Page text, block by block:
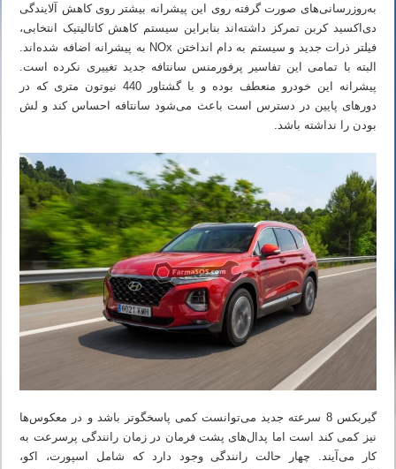
به‌روزرسانی‌های صورت گرفته روی این پیشرانه بیشتر روی کاهش آلایندگی
دی‌اکسید کربن تمرکز داشته‌اند بنابراین سیستم کاهش کاتالیتیک انتخابی،
فیلتر ذرات جدید و سیستم به دام انداختن NOx به پیشرانه اضافه شده‌اند.
البته با تمامی این تفاسیر پرفورمنس سانتافه جدید تغییری نکرده است.
پیشرانه این خودرو منعطف بوده و با گشتاور 440 نیوتون متری که در
دورهای پایین در دسترس است باعث می‌شود سانتافه احساس کند و لش
بودن را نداشته باشد.
گیربکس 8 سرعته جدید می‌توانست کمی پاسخگوتر باشد و در معکوس‌ها
نیز کمی کند است اما پدال‌های پشت فرمان در زمان رانندگی پرسرعت به
کار می‌آیند. چهار حالت رانندگی وجود دارد که شامل اسپورت، اکو،